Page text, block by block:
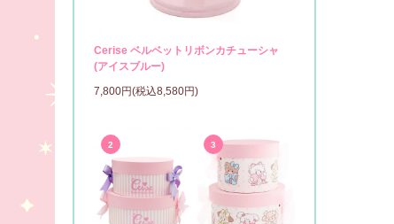
Cerise ベルベットリボンカチューシャ
(アイスブルー)
7,800円(税込8,580円)
2 3